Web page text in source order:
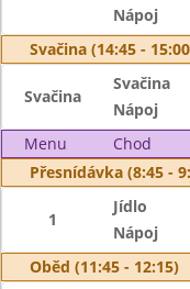
Nápoj
Svačina (14:45 -
Svačina
Svačina
Nápoj
Menu
Chod
Přesnídávka (8:45 -
1
Jídlo
Nápoj
Oběd (11:45 - 12:15)